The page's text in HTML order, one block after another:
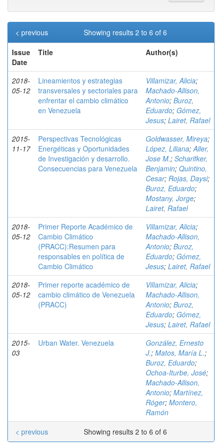
Showing results 2 to 6 of 6
< previous
Issue
Date
Title Author(s)
2018-
05-12
Lineamientos y estrategias
transversales y sectoriales para
enfrentar el cambio climático
en Venezuela
Villamizar, Alicia;
Machado-Allison,
Antonio; Buroz,
Eduardo; Gómez,
Jesus; Lairet, Rafael
2015-
11-17
Perspectivas Tecnológicas
Energéticas y Oportunidades
de Investigación y desarrollo.
Consecuencias para Venezuela
Goldwasser, Mireya;
López, Liliana;Aller,
Jose M.; Scharifker,
Benjamin; Quintino,
Cesar; Rojas, Daysi;
Buroz, Eduardo;
Mostany, Jorge;
Lairet, Rafael
2018-
05-12
Primer Reporte Académico de
Cambio Climático
(PRACC):Resumen para
responsables en política de
Cambio Climático
Villamizar, Alicia;
Machado-Allison,
Antonio; Buroz,
Eduardo; Gómez,
Jesus; Lairet, Rafael
2018-
05-12
Primer reporte académico de
cambio climático de Venezuela
(PRACC)
Villamizar, Alicia;
Machado-Allison,
Antonio; Buroz,
Eduardo; Gómez,
Jesus; Lairet, Rafael
2015-
03
Urban Water. Venezuela
González, Ernesto
J.; Matos, María L.;
Buroz, Eduardo;
Ochoa-Iturbe, José;
Machado-Allison,
Antonio; Martínez,
Róger; Montero,
Ramón
Showing results 2 to 6 of 6
< previous